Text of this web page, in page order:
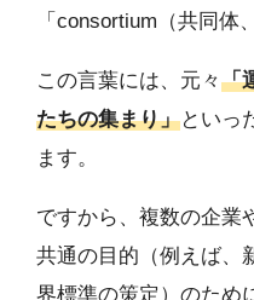
「consortium（共同体
この言葉には、元々「
たちの集まり」といっ
ます。
ですから、複数の企業
共通の目的（例えば、
界標準の策定）のため